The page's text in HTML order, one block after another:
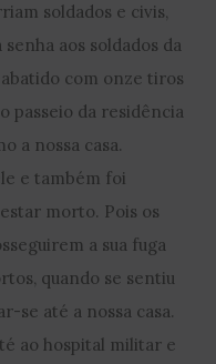
soldados e civis,
aos soldados da
com onze tiros
passeio da residência
a nossa casa.
e também foi
morto. Pois os
a sua fuga
quando se sentiu
se até a nossa casa.
ao hospital militar e